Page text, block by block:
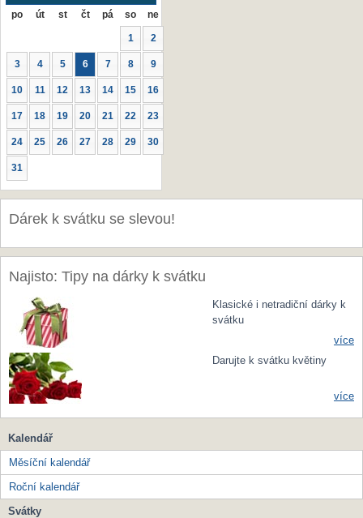
po út st čt pá so ne
1 2
3 4 5 6 7 8 9
10 11 12 13 14 15 16
17 18 19 20 21 22 23
24 25 26 27 28 29 30
31
Dárek k svátku se slevou!
Najisto: Tipy na dárky k svátku
Klasické i netradiční dárky k
svátku
více
Darujte k svátku květiny
více
Kalendář
Měsíční kalendář
Roční kalendář
Svátky